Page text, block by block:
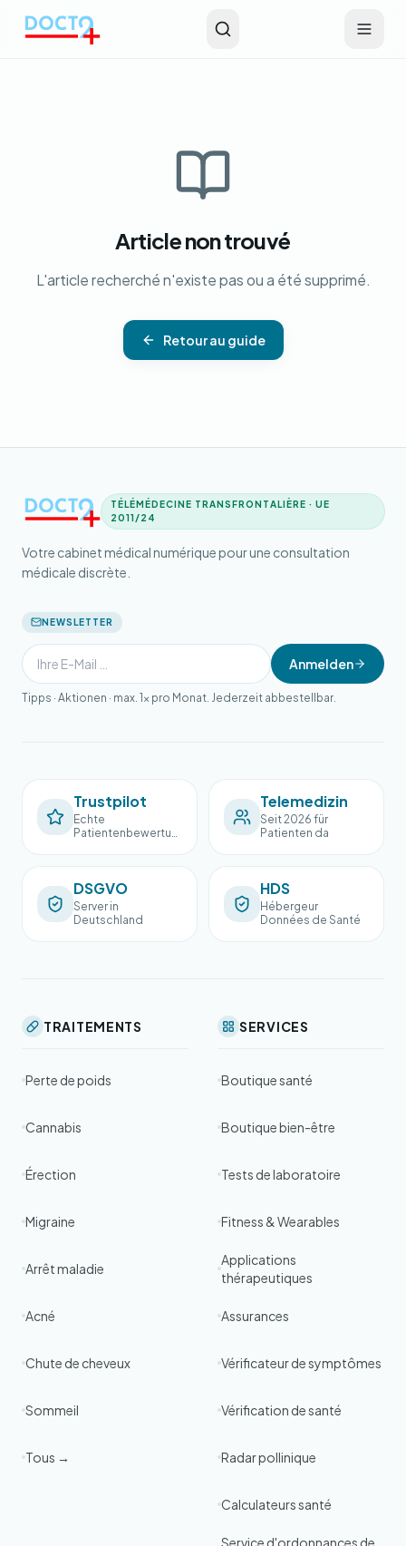
Article non trouvé
L'article recherché n'existe pas ou a été supprimé.
Retour au guide
TÉLÉMÉDECINE TRANSFRONTALIÈRE · UE
2011/24
Votre cabinet médical numérique pour une consultation
médicale discrète.
NEWSLETTER
Anmelden
Tipps · Aktionen · max. 1× pro Monat. Jederzeit abbestellbar.
Trustpilot
Echte
Patientenbewertun
Telemedizin
Seit 2026 für
Patienten da
DSGVO
Server in
Deutschland
HDS
Hébergeur
Données de Santé
TRAITEMENTS
Perte de poids
Cannabis
Érection
Migraine
Arrêt maladie
Acné
Chute de cheveux
Sommeil
Tous →
SERVICES
Boutique santé
Boutique bien-être
Tests de laboratoire
Fitness & Wearables
Applications
thérapeutiques
Assurances
Vérificateur de symptômes
Vérification de santé
Radar pollinique
Calculateurs santé
Service d'ordonnances de